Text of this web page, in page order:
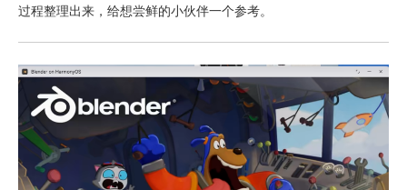
过程整理出来，给想尝鲜的小伙伴一个参考。